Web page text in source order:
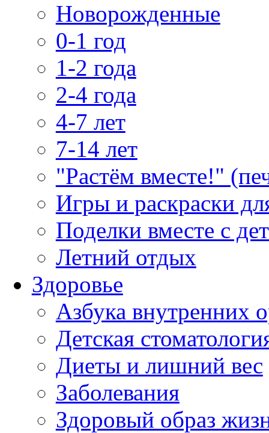
Новорожденные
0-1 год
1-2 года
2-4 года
4-7 лет
7-14 лет
"Растём вместе!"
Игры и раскраски
Поделки вместе с
Летний отдых
Здоровье
Азбука внутренних
Детская
Диеты и лишний вес
Заболевания
Здоровый образ